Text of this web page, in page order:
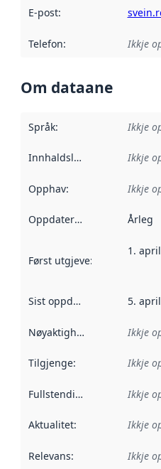
E-post:
Telefon: Ikkje
Om dataane
Språk: Ikkje
Innhaldsleverandørar :
Ikkje
Opphav: Ikkje
Oppdateringsfrekvens :
Årleg
Først utgjeve: Denne
1.
Sist oppdatert 5.
Nøyaktigheit Ikkje
Tilgjenge: Ikkje
Fullstendigheit Ikkje
Aktualitet: Ikkje
Relevans: Ikkje